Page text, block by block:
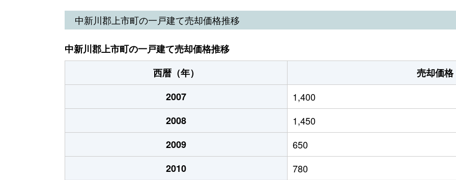
中新川郡上市町の一戸建て売却価格推移
中新川郡上市町の一戸建て売却価格推移
西暦（年）
売却価
2007
1,400
2008
1,450
2009
650
2010
780